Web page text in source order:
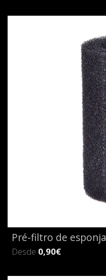
Pré-filtro de esponja
Desde 0,90€